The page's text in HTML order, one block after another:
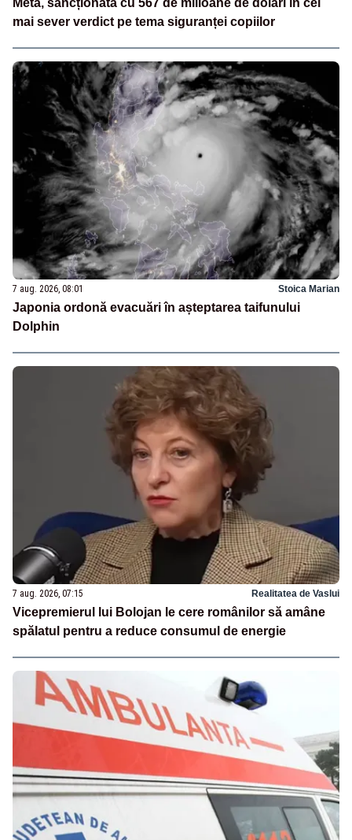
Meta, sancționată cu 567 de milioane de dolari în cel
mai sever verdict pe tema siguranței copiilor
7 aug. 2026, 08:01 Stoica Marian
Japonia ordonă evacuări în așteptarea taifunului
Dolphin
7 aug. 2026, 07:15 Realitatea de Vaslui
Vicepremierul lui Bolojan le cere românilor să amâne
spălatul pentru a reduce consumul de energie